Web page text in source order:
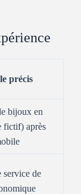
précis
bijoux en
fictif) après
de